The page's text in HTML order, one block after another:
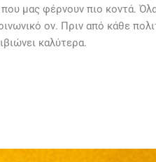
μας φέρνουν πιο κοντά.
ον. Πριν από κάθε
καλύτερα.